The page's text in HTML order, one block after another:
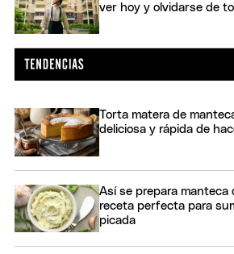
ver hoy y olvidarse de
Torta matera de
deliciosa y rápida de
Así se prepara manteca
receta perfecta para
picada